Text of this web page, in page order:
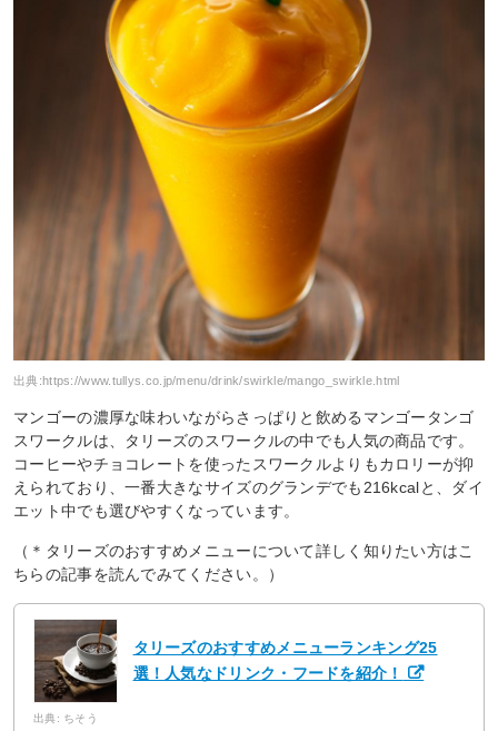
出典:https://www.tullys.co.jp/menu/drink/swirkle/mango_swirkle.html
マンゴーの濃厚な味わいながらさっぱりと飲めるマンゴータンゴ
スワークルは、タリーズのスワークルの中でも人気の商品です。
コーヒーやチョコレートを使ったスワークルよりもカロリーが抑
えられており、一番大きなサイズのグランデでも216kcalと、ダイ
エット中でも選びやすくなっています。
（＊タリーズのおすすめメニューについて詳しく知りたい方はこ
ちらの記事を読んでみてください。）
タリーズのおすすめメニューランキング25
選！人気なドリンク・フードを紹介！
出典: ちそう